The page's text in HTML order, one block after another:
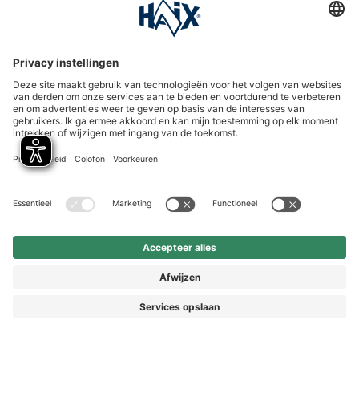
HAIX Group
Shop Service
Nieuwsbrief
Volg ons
Vorkasse